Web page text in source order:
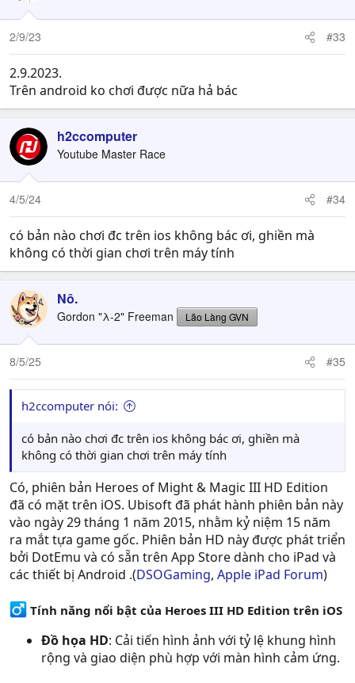
2/9/23 #33
2.9.2023.
Trên android ko chơi được nữa hả bác
h2ccomputer
Youtube Master Race
4/5/24 #34
có bản nào chơi đc trên ios không bác ơi, ghiền mà
không có thời gian chơi trên máy tính
Nô.
Gordon "λ-2" Freeman Lão Làng GVN
8/5/25 #35
h2ccomputer nói:
có bản nào chơi đc trên ios không bác ơi, ghiền mà
không có thời gian chơi trên máy tính
Có, phiên bản Heroes of Might & Magic III HD Edition
đã có mặt trên iOS. Ubisoft đã phát hành phiên bản này
vào ngày 29 tháng 1 năm 2015, nhằm kỷ niệm 15 năm
ra mắt tựa game gốc. Phiên bản HD này được phát triển
bởi DotEmu và có sẵn trên App Store dành cho iPad và
các thiết bị Android .(DSOGaming, Apple iPad Forum)
Tính năng nổi bật của Heroes III HD Edition trên iOS
Đồ họa HD: Cải tiến hình ảnh với tỷ lệ khung hình
rộng và giao diện phù hợp với màn hình cảm ứng.